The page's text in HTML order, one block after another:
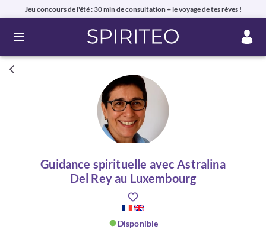
Jeu concours de l'été : 30 min de consultation + le voyage de tes rêves !
Ouvrir le menu
Guidance spirituelle avec Astralina
Del Rey au Luxembourg
Disponible